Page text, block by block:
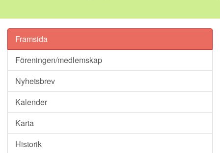
Framsida
Föreningen/medlemskap
Nyhetsbrev
Kalender
Karta
Historik